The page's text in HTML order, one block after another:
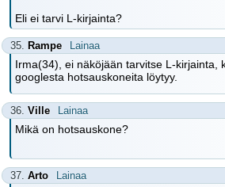
Eli ei tarvi L-kirjainta?
35. Rampe Lainaa
Irma(34), ei näköjään tarvitse L-kirjainta,
googlesta hotsauskoneita löytyy.
36. Ville Lainaa
Mikä on hotsauskone?
37. Arto Lainaa